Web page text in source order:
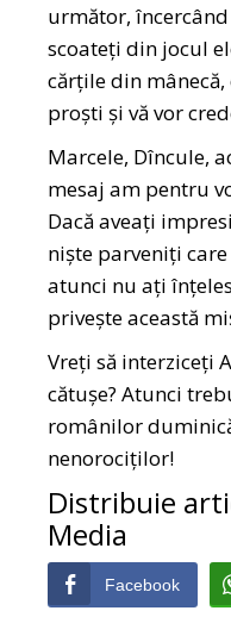
următor, încercând
scoateți din jocul
cărțile din
proști și vă vor
Marcele, Dîncule,
mesaj am pentru
Dacă aveați
niște parveniți
atunci nu ați
privește această
Vreți să interziceți
cătușe? Atunci
românilor
nenorociților!
Distribuie
Media
Facebook